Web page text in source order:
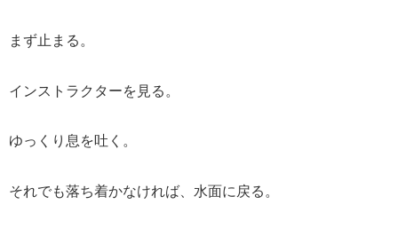
まず止まる。
インストラクターを見る。
ゆっくり息を吐く。
それでも落ち着かなければ、水面に戻る。